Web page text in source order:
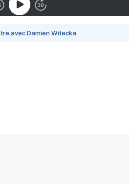
avec Damien Witecka